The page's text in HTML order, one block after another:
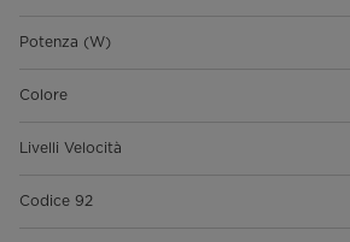
Potenza (W)
Colore
Livelli Velocità
Codice 92